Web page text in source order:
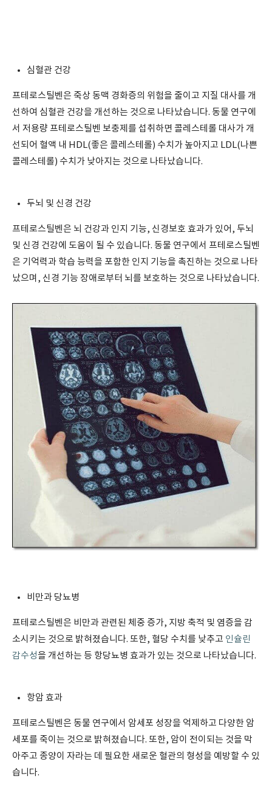
심혈관 건강
프테로스틸벤은 죽상 동맥 경화증의 위험을 줄이고 지질 대사를 개
선하여 심혈관 건강을 개선하는 것으로 나타났습니다. 동물 연구에
서 저용량 프테로스틸벤 보충제를 섭취하면 콜레스테롤 대사가 개
선되어 혈액 내 HDL(좋은 콜레스테롤) 수치가 높아지고 LDL(나쁜
콜레스테롤) 수치가 낮아지는 것으로 나타났습니다.
두뇌 및 신경 건강
프테로스틸벤은 뇌 건강과 인지 기능, 신경보호 효과가 있어, 두뇌
및 신경 건강에 도움이 될 수 있습니다. 동물 연구에서 프테로스틸벤
은 기억력과 학습 능력을 포함한 인지 기능을 촉진하는 것으로 나타
났으며, 신경 기능 장애로부터 뇌를 보호하는 것으로 나타났습니다.
비만과 당뇨병
프테로스틸벤은 비만과 관련된 체중 증가, 지방 축적 및 염증을 감
소시키는 것으로 밝혀졌습니다. 또한, 혈당 수치를 낮추고 인슐린
감수성을 개선하는 등 항당뇨병 효과가 있는 것으로 나타났습니다.
항암 효과
프테로스틸벤은 동물 연구에서 암세포 성장을 억제하고 다양한 암
세포를 죽이는 것으로 밝혀졌습니다. 또한, 암이 전이되는 것을 막
아주고 종양이 자라는 데 필요한 새로운 혈관의 형성을 예방할 수 있
습니다.